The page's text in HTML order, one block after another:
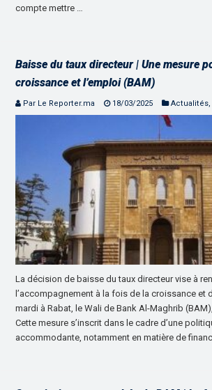
compte mettre …
Baisse du taux directeur | Une mesure
croissance et l’emploi (BAM)
Par Le Reporter.ma 18/03/2025 Actualités,
La décision de baisse du taux directeur vise à
l’accompagnement à la fois de la croissance et
mardi à Rabat, le Wali de Bank Al-Maghrib
Cette mesure s’inscrit dans le cadre d’une
accommodante, notamment en matière de